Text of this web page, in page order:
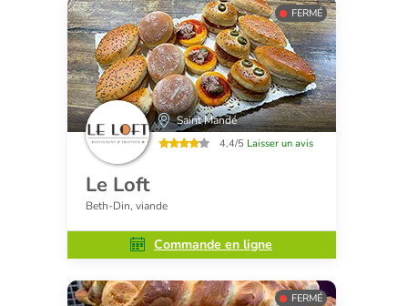
FERMÉ
Saint Mandé
4,4/5 Laisser un avis
Le Loft
Beth-Din, viande
Commande en ligne
FERMÉ